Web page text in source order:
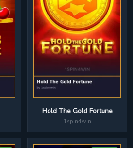
Hold The Gold Fortune
1spin4win